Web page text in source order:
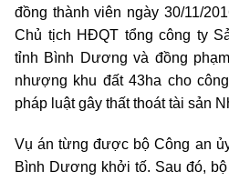
đồng thành viên ngày 30/11/
Chủ tịch HĐQT tổng công ty
tỉnh Bình Dương và đồng
nhượng khu đất 43ha cho
pháp luật gây thất thoát tài sản
Vụ án từng được bộ Công an
Bình Dương khởi tố. Sau đó,